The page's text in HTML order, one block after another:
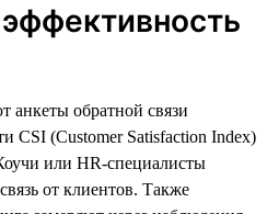
анкеты обратной связи
CSI (Customer Satisfaction Index)
или HR-специалисты
от клиентов. Также